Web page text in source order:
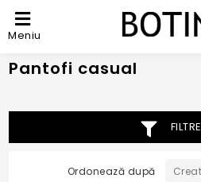
Meniu
Pantofi casual
FILTRE
Ordonează după